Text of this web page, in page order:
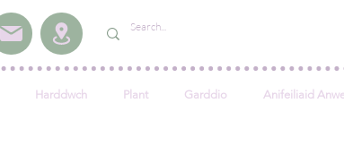
Harddwch Plant Garddio Anifeiliaid